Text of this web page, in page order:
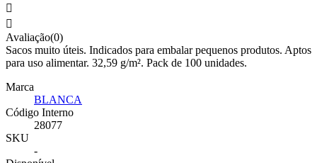


Avaliação(0)
Sacos muito úteis. Indicados para embalar pequenos produtos. Aptos
para uso alimentar. 32,59 g/m². Pack de 100 unidades.
Marca
BLANCA
Código Interno
28077
SKU
-